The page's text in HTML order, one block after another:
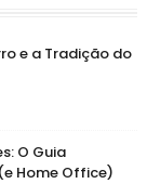
e a Tradição do
O Guia
Home Office)